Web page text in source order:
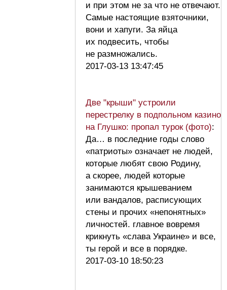
и при этом не за что не отвечают.
Самые настоящие взяточники,
вони и хапуги. За яйца
их подвесить, чтобы
не размножались.
2017-03-13 13:47:45
Две "крыши" устроили
перестрелку в подпольном казино
на Глушко: пропал турок (фото):
Да… в последние годы слово
«патриоты» означает не людей,
которые любят свою Родину,
а скорее, людей которые
занимаются крышеванием
или вандалов, расписующих
стены и прочих «непонятных»
личностей. главное вовремя
крикнуть «слава Украине» и все,
ты герой и все в порядке.
2017-03-10 18:50:23